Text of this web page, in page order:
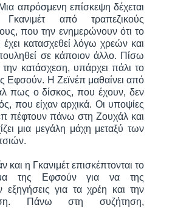
απρόσμενη επίσκεψη δέχεται
από τραπεζικούς
που την ενημερώνουν ότι το
έχει κατασχεθεί λόγω χρεών και
πουληθεί σε κάποιον άλλο. Πίσω
την κατάσχεση, υπάρχει πάλι το
Εφσούν. Η Ζεϊνέπ μαθαίνει από
πως ο δίσκος, που έχουν, δεν
που είχαν αρχικά. Οι υποψίες
πέφτουν πάνω στη Ζουχάλ και
μια μεγάλη μάχη μεταξύ των
και η Γκανιμέτ επισκέπτονται το
της Εφσούν για να της
εξηγήσεις για τα χρέη και την
Πάνω στη συζήτηση,